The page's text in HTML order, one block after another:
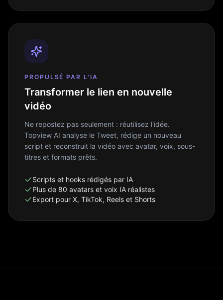
PROPULSÉ PAR L'IA
Transformer le lien en nouvelle
vidéo
Ne repostez pas seulement : réutilisez l'idée.
Topview AI analyse le Tweet, rédige un nouveau
script et reconstruit la vidéo avec avatar, voix, sous-
titres et formats prêts.
Scripts et hooks rédigés par IA
Plus de 80 avatars et voix IA réalistes
Export pour X, TikTok, Reels et Shorts